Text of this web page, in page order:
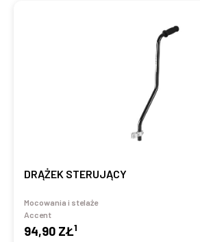
DRĄŻEK STERUJĄCY
Mocowania i stelaże
Accent
94,90 ZŁ1